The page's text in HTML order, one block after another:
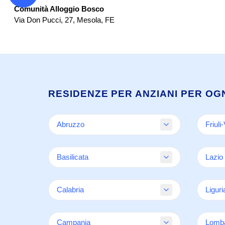
Comunità Alloggio Bosco
Via Don Pucci, 27, Mesola, FE
RESIDENZE PER ANZIANI PER
Abruzzo
LAquila
Teramo
Basilicata
Matera
Calabria
Campania
Udine
Lazio
Latina